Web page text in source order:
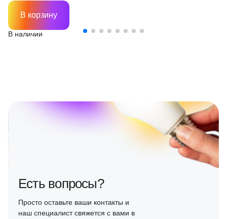
В наличии
В корзину
Есть вопросы?
Просто оставьте ваши контакты и
наш специалист свяжется с вами в